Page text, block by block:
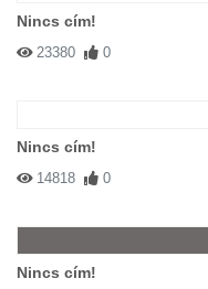
Nincs cím!
23380 0
Nincs cím!
14818 0
Nincs cím!